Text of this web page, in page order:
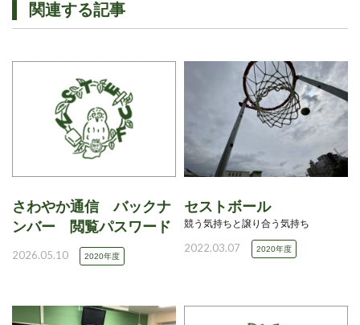
関連する記事
さわやか通信 バックナ
ンバー 閲覧パスワード
2026.05.10 2020年度
セストボール
競う気持ちと譲り合う気持ち
2022.03.07 2020年度